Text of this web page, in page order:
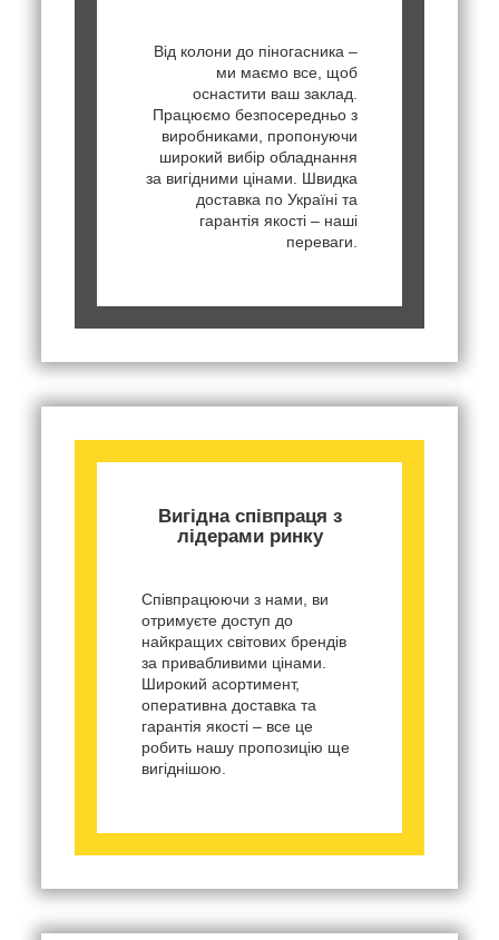
Від колони до піногасника –
ми маємо все, щоб
оснастити ваш заклад.
Працюємо безпосередньо з
виробниками, пропонуючи
широкий вибір обладнання
за вигідними цінами. Швидка
доставка по Україні та
гарантія якості – наші
переваги.
Вигідна співпраця з
лідерами ринку
Співпрацюючи з нами, ви
отримуєте доступ до
найкращих світових брендів
за привабливими цінами.
Широкий асортимент,
оперативна доставка та
гарантія якості – все це
робить нашу пропозицію ще
вигіднішою.